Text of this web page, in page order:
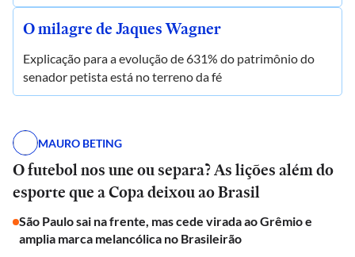
O milagre de Jaques Wagner
Explicação para a evolução de 631% do patrimônio do
senador petista está no terreno da fé
MAURO BETING
O futebol nos une ou separa? As lições além do
esporte que a Copa deixou ao Brasil
São Paulo sai na frente, mas cede virada ao Grêmio e
amplia marca melancólica no Brasileirão